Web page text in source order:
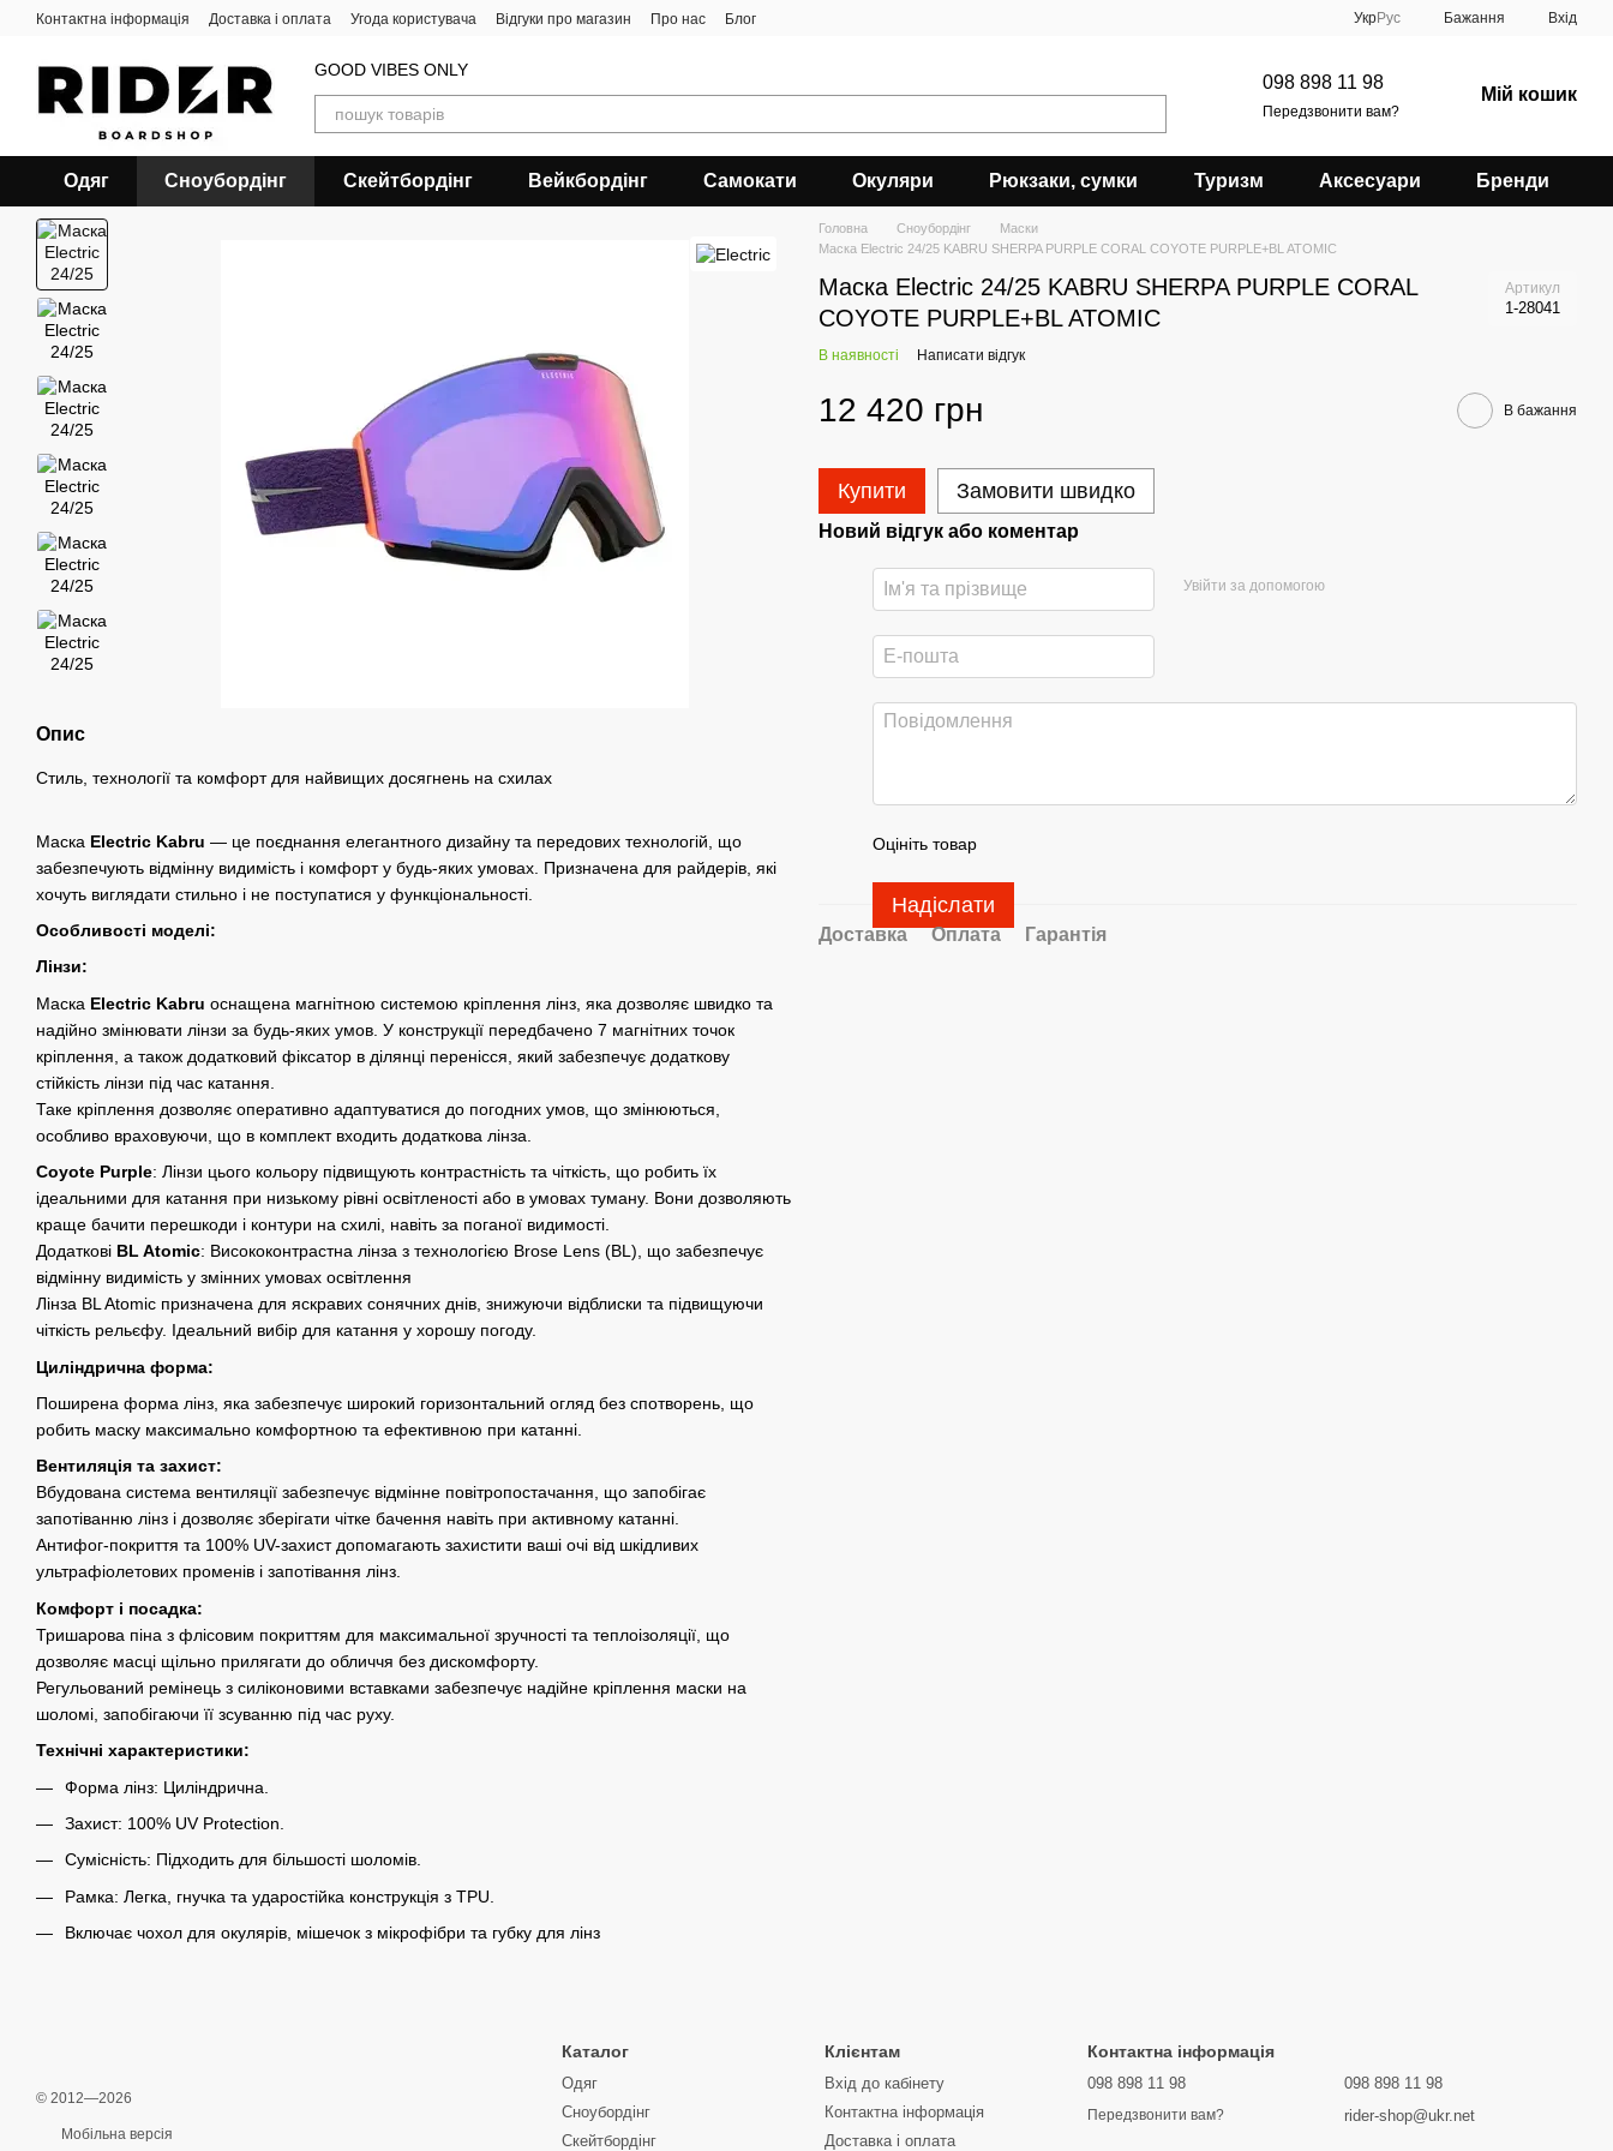
Перейти до основного контенту
Контактна інформація Доставка і оплата Угода користувача Відгуки про магазин Про нас Блог УкрРус Бажання Вхід
GOOD VIBES ONLY
098 898 11 98
Передзвонити вам?
Мій кошик
Одяг Сноубордiнг Скейтбордінг Вейкбордінг Самокати Окуляри Рюкзаки, сумки Туризм Аксесуари Бренди
Опис
Стиль, технології та комфорт для найвищих досягнень на схилах
Маска Electric Kabru — це поєднання елегантного дизайну та передових технологій, що
забезпечують відмінну видимість і комфорт у будь-яких умовах. Призначена для райдерів, які
хочуть виглядати стильно і не поступатися у функціональності.
Особливості моделі:
Лінзи:
Маска Electric Kabru оснащена магнітною системою кріплення лінз, яка дозволяє швидко та
надійно змінювати лінзи за будь-яких умов. У конструкції передбачено 7 магнітних точок
кріплення, а також додатковий фіксатор в ділянці перенісся, який забезпечує додаткову
стійкість лінзи під час катання.
Таке кріплення дозволяє оперативно адаптуватися до погодних умов, що змінюються,
особливо враховуючи, що в комплект входить додаткова лінза.
Coyote Purple: Лінзи цього кольору підвищують контрастність та чіткість, що робить їх
ідеальними для катання при низькому рівні освітленості або в умовах туману. Вони дозволяють
краще бачити перешкоди і контури на схилі, навіть за поганої видимості.
Додаткові BL Atomic: Висококонтрастна лінза з технологією Brose Lens (BL), що забезпечує
відмінну видимість у змінних умовах освітлення
Лінза BL Atomic призначена для яскравих сонячних днів, знижуючи відблиски та підвищуючи
чіткість рельєфу. Ідеальний вибір для катання у хорошу погоду.
Циліндрична форма:
Поширена форма лінз, яка забезпечує широкий горизонтальний огляд без спотворень, що
робить маску максимально комфортною та ефективною при катанні.
Вентиляція та захист:
Вбудована система вентиляції забезпечує відмінне повітропостачання, що запобігає
запотіванню лінз і дозволяє зберігати чітке бачення навіть при активному катанні.
Антифог-покриття та 100% UV-захист допомагають захистити ваші очі від шкідливих
ультрафіолетових променів і запотівання лінз.
Комфорт і посадка:
Тришарова піна з флісовим покриттям для максимальної зручності та теплоізоляції, що
дозволяє масці щільно прилягати до обличчя без дискомфорту.
Регульований ремінець з силіконовими вставками забезпечує надійне кріплення маски на
шоломі, запобігаючи її зсуванню під час руху.
Технічні характеристики:
Форма лінз: Циліндрична.
Захист: 100% UV Protection.
Сумісність: Підходить для більшості шоломів.
Рамка: Легка, гнучка та ударостійка конструкція з TPU.
Включає чохол для окулярів, мішечок з мікрофібри та губку для лінз
Головна Сноубордiнг
Маски
Маска Electric 24/25 KABRU SHERPA PURPLE CORAL COYOTE PURPLE+BL ATOMIC
Маска Electric 24/25 KABRU SHERPA PURPLE CORAL
COYOTE PURPLE+BL ATOMIC
Артикул
1-28041
В наявності Написати відгук
12 420 грн В бажання
Купити Замовити швидко
Новий відгук або коментар
Увійти за допомогою
Оцініть товар
Надіслати
Доставка Оплата Гарантія
© 2012—2026
Мобільна версія
Каталог
Одяг
Сноубордiнг
Скейтбордінг
Клієнтам
Вхід до кабінету
Контактна інформація
Доставка і оплата
Контактна інформація
098 898 11 98
Передзвонити вам?
098 898 11 98
rider-shop@ukr.net